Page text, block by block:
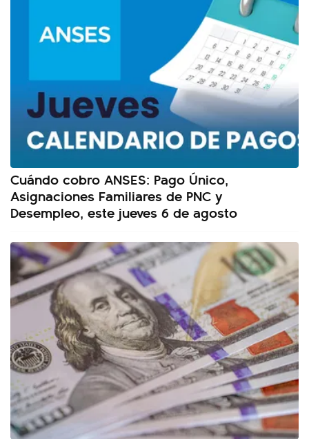
Cuándo cobro ANSES: Pago Único,
Asignaciones Familiares de PNC y
Desempleo, este jueves 6 de agosto